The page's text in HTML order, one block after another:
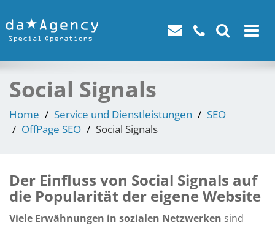
Toggle
Social Signals
Home Service und Dienstleistungen
SEO
OffPage SEO
Social Signals
Der Einfluss von Social Signals auf
die Popularität der eigene Website
Viele Erwähnungen in sozialen Netzwerken sind